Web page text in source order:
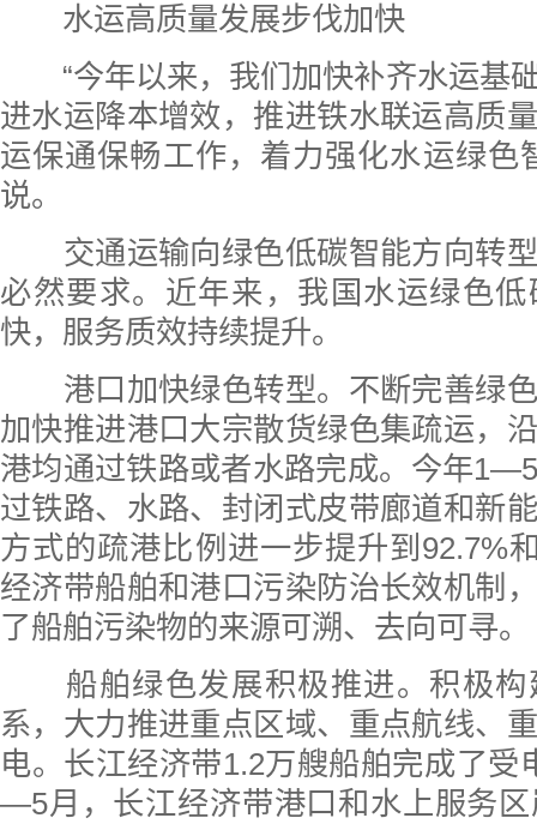
水运高质量发展步伐加快
“今年以来，我们加快补齐水运基
进水运降本增效，推进铁水联运高质
运保通保畅工作，着力强化水运绿色
说。
交通运输向绿色低碳智能方向转型
必然要求。近年来，我国水运绿色
快，服务质效持续提升。
港口加快绿色转型。不断完善绿色
加快推进港口大宗散货绿色集疏运，
港均通过铁路或者水路完成。今年
过铁路、水路、封闭式皮带廊道和新
方式的疏港比例进一步提升到92.7%
经济带船舶和港口污染防治长效机制
了船舶污染物的来源可溯、去向可寻。
船舶绿色发展积极推进。积极构
系，大力推进重点区域、重点航线、
电。长江经济带1.2万艘船舶完成了受
—5月，长江经济带港口和水上服务区